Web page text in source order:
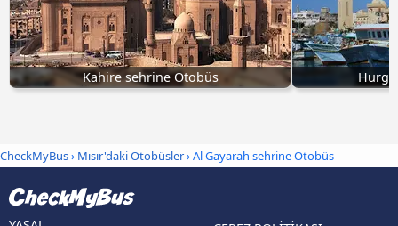
Kahire sehrine Otobüs
CheckMyBus› Mısır'daki Otobüsler› Al Gayarah sehrine Otobüs